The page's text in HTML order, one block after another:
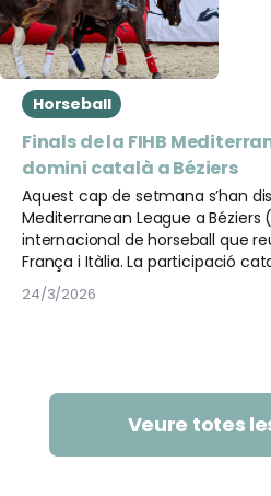
Horseball
Finals de la FIHB
domini català a Béziers
Aquest cap de setmana s’han
Mediterranean League a
internacional de horseball que
França i Itàlia. La participació
protagonista amb un clar
d’onze medalles repartides en
24/3/2026
Veure totes